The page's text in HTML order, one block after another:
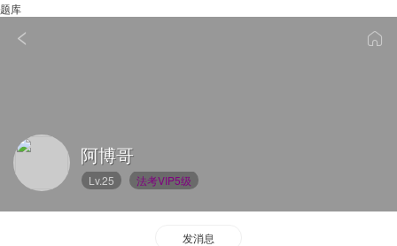
题库
阿博哥
Lv.25 法考VIP5级
发消息